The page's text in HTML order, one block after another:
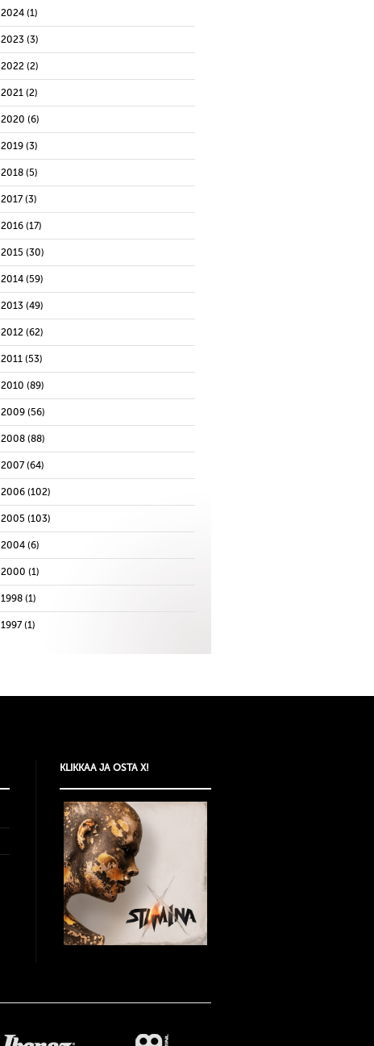
2024 (1)
2023 (3)
2022 (2)
2021 (2)
2020 (6)
2019 (3)
2018 (5)
2017 (3)
2016 (17)
2015 (30)
2014 (59)
2013 (49)
2012 (62)
2011 (53)
2010 (89)
2009 (56)
2008 (88)
2007 (64)
2006 (102)
2005 (103)
2004 (6)
2000 (1)
1998 (1)
1997 (1)
KLIKKAA JA OSTA X!